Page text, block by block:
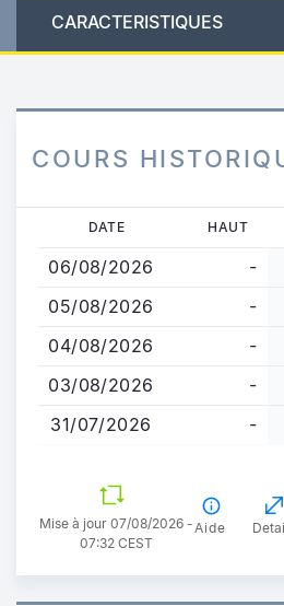
CARACTERISTIQUES
COURS
contenu
principal
DATE HAUT
06/08/2026 -
05/08/2026
-
04/08/2026
-
03/08/2026
-
31/07/2026
-
Mise à jour 07/08/2026 -
07:32 CEST
Aide